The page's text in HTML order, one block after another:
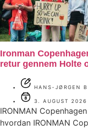
Ironman
retur gennem Holte
HANS-JØRGEN
3. AUGUST 2026
IRONMAN
hvordan IRONMAN